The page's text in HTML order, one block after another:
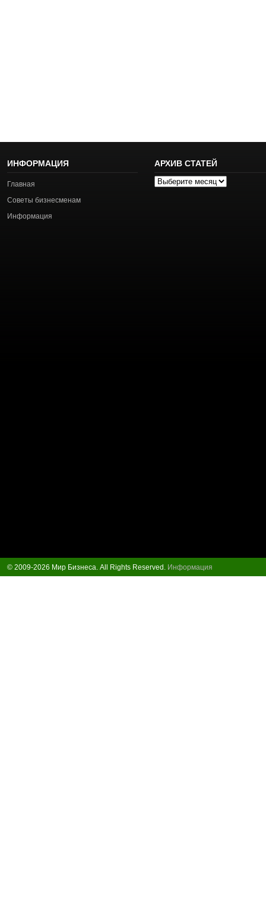
ИНФОРМАЦИЯ
Главная
Советы бизнесменам
Информация
АРХИВ СТАТЕЙ
Архив
© 2009-2026 Мир Бизнеса. All Rights Reserved. Информация